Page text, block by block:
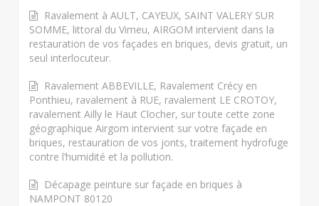
Ravalement à AULT, CAYEUX, SAINT VALERY SUR
SOMME, littoral du Vimeu, AIRGOM intervient dans la
restauration de vos façades en briques, devis gratuit, un
seul interlocuteur.
Ravalement ABBEVILLE, Ravalement Crécy en
Ponthieu, ravalement à RUE, ravalement LE CROTOY,
ravalement Ailly le Haut Clocher, sur toute cette zone
géographique Airgom intervient sur votre façade en
briques, restauration de vos jonts, traitement hydrofuge
contre l’humidité et la pollution.
Décapage peinture sur façade en briques à
NAMPONT 80120